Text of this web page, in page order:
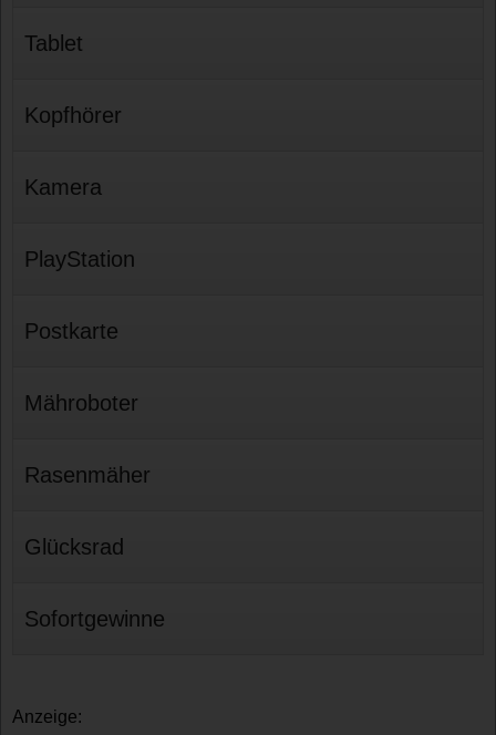
Tablet
Kopfhörer
Kamera
PlayStation
Postkarte
Mähroboter
Rasenmäher
Glücksrad
Sofortgewinne
Anzeige: